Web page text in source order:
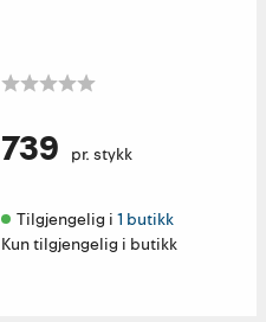
739 pr. stykk
Tilgjengelig i 1 butikk
Kun tilgjengelig i butikk